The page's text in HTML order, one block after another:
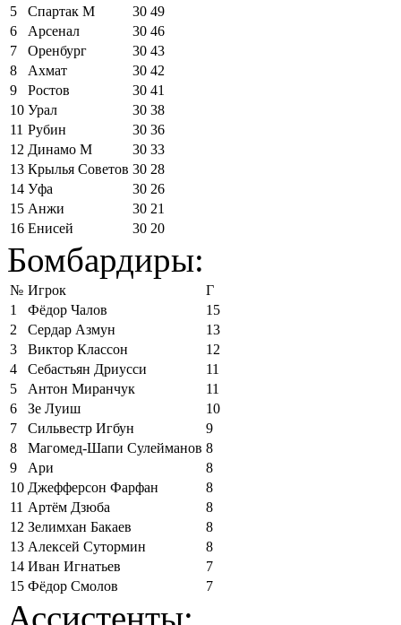
5
Спартак М 30 49
6
Арсенал 30 46
7
Оренбург 30 43
8
Ахмат 30 42
9
Ростов 30 41
10 Урал 30 38
11 Рубин 30 36
12 Динамо М 30 33
13 Крылья Советов 30 28
14 Уфа 30 26
15 Анжи 30 21
16 Енисей 30 20
Бомбардиры:
№ Игрок
Г
1
Фёдор Чалов
15
2
Сердар Азмун
13
3
Виктор Классон
12
4
Себастьян Дриусси
11
5
Антон Миранчук
11
6
Зе Луиш
10
7
Сильвестр Игбун
9
8
Магомед-Шапи Сулейманов 8
9
Ари
8
10 Джефферсон Фарфан
8
11 Артём Дзюба
8
12 Зелимхан Бакаев
8
13 Алексей Сутормин
8
14 Иван Игнатьев
7
15 Фёдор Смолов 7
Ассистенты: